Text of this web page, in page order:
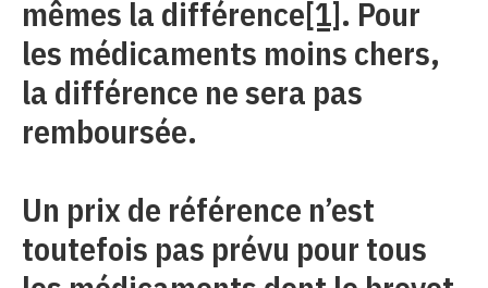
mêmes la différence[1]. Pour
les médicaments moins chers,
la différence ne sera pas
remboursée.
Un prix de référence n’est
toutefois pas prévu pour tous